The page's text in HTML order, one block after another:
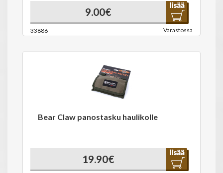
9.00€
33886 Varastossa
Bear Claw panostasku haulikolle
19.90€